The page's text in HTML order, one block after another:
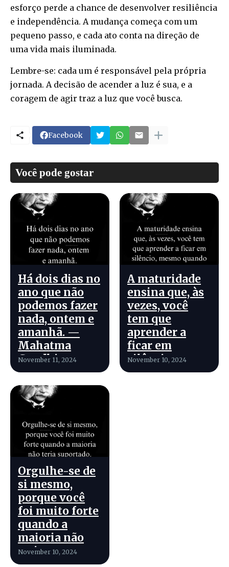
esforço perde a chance de desenvolver resiliência
e independência. A mudança começa com um
pequeno passo, e cada ato conta na direção de
uma vida mais iluminada.
Lembre-se: cada um é responsável pela própria
jornada. A decisão de acender a luz é sua, e a
coragem de agir traz a luz que você busca.
Facebook
Você pode gostar
Há dois dias no
ano que não
podemos fazer
nada, ontem e
amanhã. —
Mahatma
Gandhi
November 11, 2024
A maturidade
ensina que, às
vezes, você
tem que
aprender a
ficar em
silêncio,
mesmo quando
November 10, 2024
Orgulhe-se de
si mesmo,
porque você
foi muito forte
quando a
maioria não
teria
November 10, 2024